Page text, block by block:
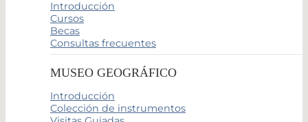
Introducción
Cursos
Becas
Consultas frecuentes
MUSEO GEOGRÁFICO
Introducción
Colección de instrumentos